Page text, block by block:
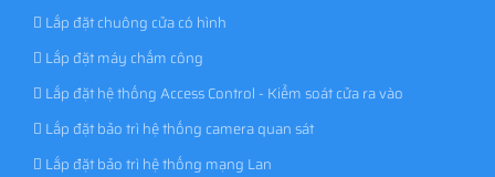
Lắp đặt chuông cửa có hình
Lắp đặt máy chấm công
Lắp đặt hệ thống Access Control - Kiểm soát cửa ra vào
Lắp đặt bảo trì hệ thống camera quan sát
Lắp đặt bảo trì hệ thống mạng Lan